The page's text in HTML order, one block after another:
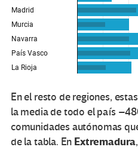
En el resto de regiones,
la media de todo el país
comunidades autónomas
de la tabla. En Extremadura